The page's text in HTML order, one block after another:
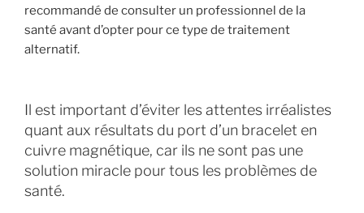
recommandé de consulter un professionnel de la
santé avant d’opter pour ce type de traitement
alternatif.
Il est important d’éviter les attentes irréalistes
quant aux résultats du port d’un bracelet en
cuivre magnétique, car ils ne sont pas une
solution miracle pour tous les problèmes de
santé.